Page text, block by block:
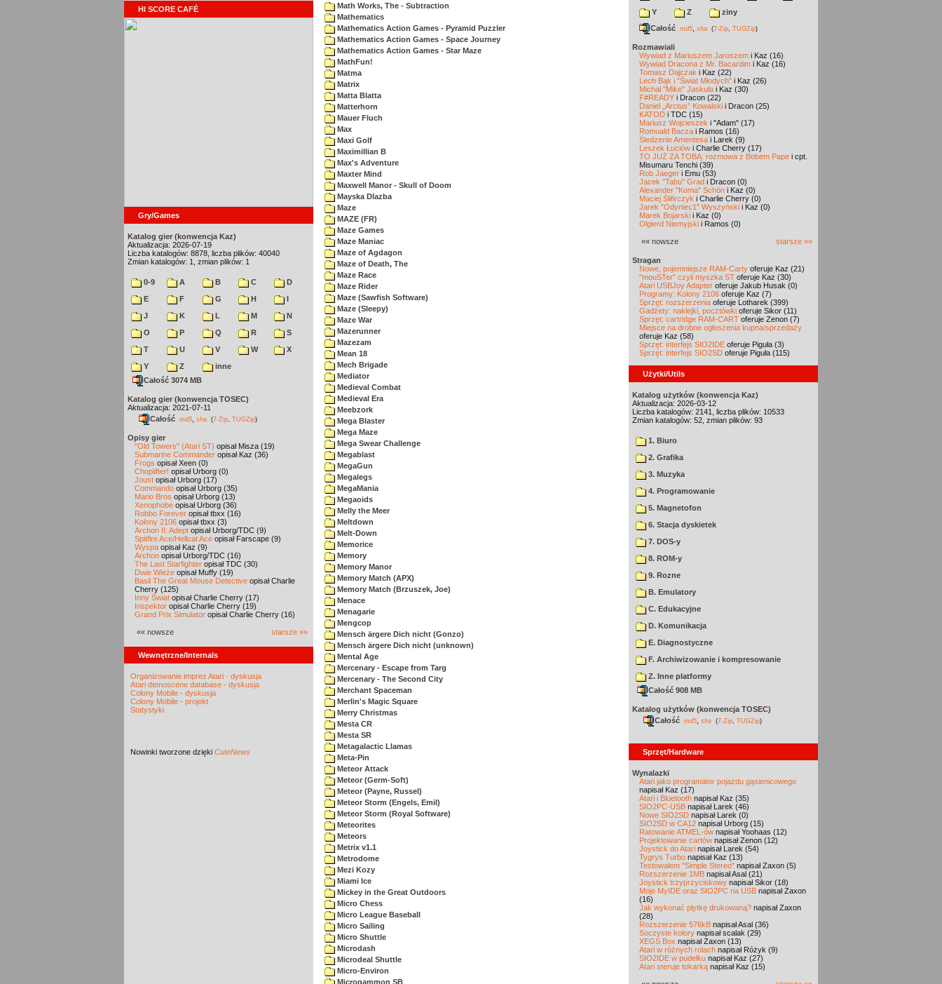
HI SCORE CAFÉ
Gry/Games
Katalog gier (konwencja Kaz)
Aktualizacja: 2026-07-19
Liczba katalogów: 8878, liczba plików: 40040
Zmian katalogów: 1, zmian plików: 1
0-9 A B C
D
E
F G H
I
J
K L M
N
O
P Q R
S
T
U V W
X
Y
Z
inne
Całość 3074 MB
Katalog gier (konwencja TOSEC)
Aktualizacja: 2021-07-11
Całość md5 sha (7-Zip TUGZip)
Opisy gier
"Old Towers" (Atari ST) opisał Misza (19)
Submarine Commander opisał Kaz (36)
Frogs opisał Xeen (0)
Choplifter! opisał Urborg (0)
Joust opisał Urborg (17)
Commando opisał Urborg (35)
Mario Bros opisał Urborg (13)
Xenophobe opisał Urborg (36)
Robbo Forever opisał tbxx (16)
Kolony 2106 opisał tbxx (3)
Archon II: Adept opisał Urborg/TDC (9)
Spitfire Ace/Hellcat Ace opisał Farscape (9)
Wyspa opisał Kaz (9)
Archon opisał Urborg/TDC (16)
The Last Starfighter opisał TDC (30)
Dwie Wieże opisał Muffy (19)
Basil The Great Mouse Detective opisał Charlie
Cherry (125)
Inny Świat opisał Charlie Cherry (17)
Inspektor opisał Charlie Cherry (19)
Grand Prix Simulator opisał Charlie Cherry (16)
«« nowsze starsze »»
Wewnętrzne/Internals
Organizowanie imprez Atari - dyskusja
Atari demoscene database - dyskusja
Colony Mobile - dyskusja
Colony Mobile - projekt
Statystyki
Nowinki tworzone dzięki CuteNews
Math Works, The - Subtraction
Mathematics
Mathematics Action Games - Pyramid Puzzler
Mathematics Action Games - Space Journey
Mathematics Action Games - Star Maze
MathFun!
Matma
Matrix
Matta Blatta
Matterhorn
Mauer Fluch
Max
Maxi Golf
Maximillian B
Max's Adventure
Maxter Mind
Maxwell Manor - Skull of Doom
Mayska Dlazba
Maze
MAZE (FR)
Maze Games
Maze Maniac
Maze of Agdagon
Maze of Death, The
Maze Race
Maze Rider
Maze (Sawfish Software)
Maze (Sleepy)
Maze War
Mazerunner
Mazezam
Mean 18
Mech Brigade
Mediator
Medieval Combat
Medieval Era
Meebzork
Mega Blaster
Mega Maze
Mega Swear Challenge
Megablast
MegaGun
Megalegs
MegaMania
Megaoids
Melly the Meer
Meltdown
Melt-Down
Memorice
Memory
Memory Manor
Memory Match (APX)
Memory Match (Brzuszek, Joe)
Menace
Menagarie
Mengcop
Mensch ärgere Dich nicht (Gonzo)
Mensch ärgere Dich nicht (unknown)
Mental Age
Mercenary - Escape from Targ
Mercenary - The Second City
Merchant Spaceman
Merlin's Magic Square
Merry Christmas
Mesta CR
Mesta SR
Metagalactic Llamas
Meta-Pin
Meteor Attack
Meteor (Germ-Soft)
Meteor (Payne, Russel)
Meteor Storm (Engels, Emil)
Meteor Storm (Royal Software)
Meteorites
Meteors
Metrix v1.1
Metrodome
Mezi Kozy
Miami Ice
Mickey in the Great Outdoors
Micro Chess
Micro League Baseball
Micro Sailing
Micro Shuttle
Microdash
Microdeal Shuttle
Micro-Environ
Microgammon SB
Y
Z
ziny
Całość md5 sha (7-Zip TUGZip)
Rozmawiali
Wywiad z Mariuszem Jaroszem i Kaz (16)
Wywiad Dracona z Mr. Bacardim i Kaz (16)
Tomasz Dajczak i Kaz (22)
Lech Bąk i "Świat Młodych" i Kaz (26)
Michał "Mike" Jaskuła i Kaz (30)
F#READY i Dracon (22)
Daniel „Arctus” Kowalski i Dracon (25)
KATOD i TDC (15)
Mariusz Wojcieszek i "Adam" (17)
Romuald Bacza i Ramos (16)
Śledzenie Amentesa i Larek (9)
Leszek Łuciów i Charlie Cherry (17)
TO JUŻ ZA TOBĄ: rozmowa z Bobem Pape i cpt.
Misumaru Tenchi (39)
Rob Jaeger i Emu (53)
Jacek "Tabu" Grad i Dracon (0)
Alexander "Koma" Schön i Kaz (0)
Maciej Ślifirczyk i Charlie Cherry (0)
Jarek "Odyniec1" Wyszyński i Kaz (0)
Marek Bojarski i Kaz (0)
Olgierd Niemyjski i Ramos (0)
«« nowsze starsze »»
Stragan
Nowe, pojemniejsze RAM-Carty oferuje Kaz (21)
"mouSTer" czyli myszka ST oferuje Kaz (30)
Atari USBJoy Adapter oferuje Jakub Husak (0)
Programy: Kolony 2106 oferuje Kaz (7)
Sprzęt: rozszerzenia oferuje Lotharek (399)
Gadżety: naklejki, pocztówki oferuje Sikor (11)
Sprzęt: cartridge RAM-CART oferuje Zenon (7)
Miejsce na drobne ogłoszenia kupna/sprzedaży
oferuje Kaz (58)
Sprzęt: interfejs SIO2IDE oferuje Piguła (3)
Sprzęt: interfejs SIO2SD oferuje Piguła (115)
Użytki/Utils
Katalog użytków (konwencja Kaz)
Aktualizacja: 2026-03-12
Liczba katalogów: 2141, liczba plików: 10533
Zmian katalogów: 52, zmian plików: 93
1. Biuro
2. Grafika
3. Muzyka
4. Programowanie
5. Magnetofon
6. Stacja dyskietek
7. DOS-y
8. ROM-y
9. Rozne
B. Emulatory
C. Edukacyjne
D. Komunikacja
E. Diagnostyczne
F. Archiwizowanie i kompresowanie
Z. Inne platformy
Całość 908 MB
Katalog użytków (konwencja TOSEC)
Całość md5 sha (7-Zip TUGZip)
Sprzęt/Hardware
Wynalazki
Atari jako programator pojazdu gąsienicowego
napisał Kaz (17)
Atari i Bluetooth napisał Kaz (35)
SIO2PC-USB napisał Larek (46)
Nowe SIO2SD napisał Larek (0)
SIO2SD w CA12 napisał Urborg (15)
Ratowanie ATMEL-ów napisał Yoohaas (12)
Projektowanie cartów napisał Zenon (12)
Joystick do Atari napisał Larek (54)
Tygrys Turbo napisał Kaz (13)
Testowałem "Simple Stereo" napisał Zaxon (5)
Rozszerzenie 1MB napisał Asal (21)
Joystick trzyprzyciskowy napisał Sikor (18)
Moje MyIDE oraz SIO2PC na USB napisał Zaxon
(16)
Jak wykonać płytkę drukowaną? napisał Zaxon
(28)
Rozszerzenie 576kB napisał Asal (36)
Soczyste kolory napisał scalak (29)
XEGS Box napisał Zaxon (13)
Atari w różnych rolach napisał Różyk (9)
SIO2IDE w pudełku napisał Kaz (27)
Atari steruje tokarką napisał Kaz (15)